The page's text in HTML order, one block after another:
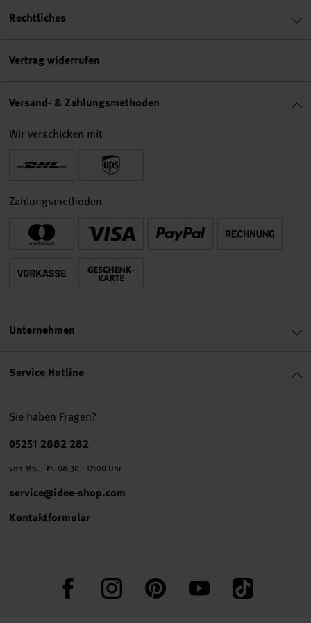
Service Hotline
Sie haben Fragen?
Telefonnummer
05251 2882 282
von Mo. - Fr. 08:30 - 17:00 Uhr
service@idee-shop.com
Kontaktformular
FacebookInstagram PinterestYouTube TikTok
Rechtliches
Vertrag widerrufen
Versand- & Zahlungsmethoden
Wir verschicken mit
Zahlungsmethoden
Unternehmen